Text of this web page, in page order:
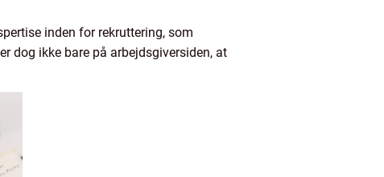
inden for rekruttering, som
dog ikke bare på arbejdsgiversiden, at